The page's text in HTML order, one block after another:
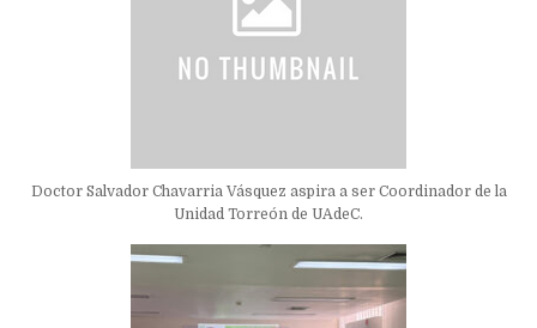
Doctor Salvador Chavarria Vásquez aspira a ser Coordinador de la
Unidad Torreón de UAdeC.